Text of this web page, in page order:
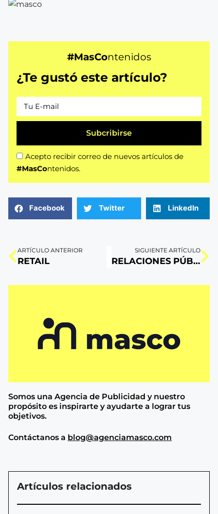
#MasContenidos
¿Te gustó este artículo?
Acepto recibir correo de nuevos artículos de
#MasContenidos.
Subcribirse
Facebook Twitter LinkedIn
ARTÍCULO ANTERIOR
RETAIL
SIGUIENTE ARTÍCULO
RELACIONES PÚBLICAS
Somos una Agencia de Publicidad y nuestro
propósito es inspirarte y ayudarte a lograr tus
objetivos.
Contáctanos a blog@agenciamasco.com
Artículos relacionados